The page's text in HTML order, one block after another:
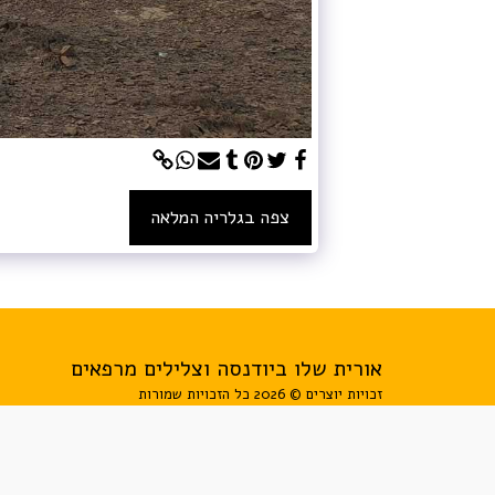
צפה בגלריה המלאה
אורית שלו ביודנסה וצלילים מרפאים
זכויות יוצרים © 2026 כל הזכויות שמורות